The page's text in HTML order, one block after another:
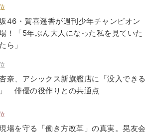
46・賀喜遥香が週刊少年チャンピオン
！「5年ぶん大人になった私を見ていた
ら」
奈、アシックス新旗艦店に「没入できる
俳優の役作りとの共通点
場を守る「働き方改革」の真実。晃友会